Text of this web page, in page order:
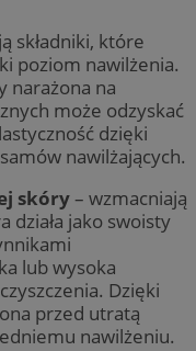
składniki, które
poziom nawilżenia.
narażona na
może odzyskać
dzięki
nawilżających.
skóry– wzmacniają
działa jako swoisty
lub wysoka
Dzięki
przed utratą
nawilżeniu.